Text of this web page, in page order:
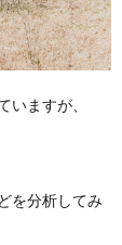
ますが、
を分析してみ